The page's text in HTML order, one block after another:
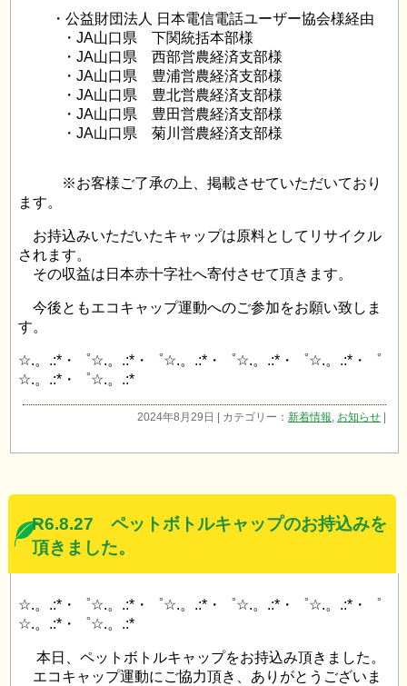
・公益財団法人 日本電信電話ユーザー協会様経由
・JA山口県 下関統括本部様
・JA山口県 西部営農経済支部様
・JA山口県 豊浦営農経済支部様
・JA山口県 豊北営農経済支部様
・JA山口県 豊田営農経済支部様
・JA山口県 菊川営農経済支部様
※お客様ご了承の上、掲載させていただいており
ます。
お持込みいただいたキャップは原料としてリサイクル
されます。
その収益は日本赤十字社へ寄付させて頂きます。
今後ともエコキャップ運動へのご参加をお願い致しま
す。
☆.。.:*・゜☆.。.:*・゜☆.。.:*・゜☆.。.:*・゜☆.。.:*・゜
☆.。.:*・゜☆.。.:*
2024年8月29日 | カテゴリー：新着情報 お知らせ |
R6.8.27 ペットボトルキャップのお持込みを
頂きました。
☆.。.:*・゜☆.。.:*・゜☆.。.:*・゜☆.。.:*・゜☆.。.:*・゜
☆.。.:*・゜☆.。.:*
本日、ペットボトルキャップをお持込み頂きました。
エコキャップ運動にご協力頂き、ありがとうございま